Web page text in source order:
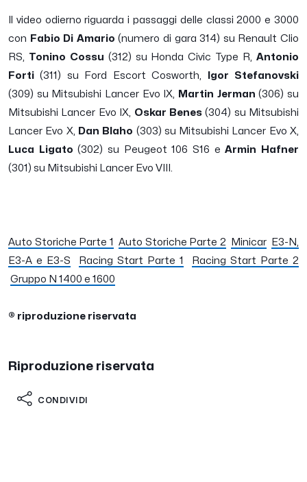
Il video odierno riguarda i passaggi delle classi 2000 e 3000
con Fabio Di Amario (numero di gara 314) su Renault Clio
RS, Tonino Cossu (312) su Honda Civic Type R,Antonio
Forti (311) su Ford Escort Cosworth,
Igor Stefanovski
(309) su Mitsubishi Lancer Evo IX,
Martin Jerman (306) su
Mitsubishi Lancer Evo IX, Oskar Benes(304) su Mitsubishi
Lancer Evo X,
Dan Blaho (303) su Mitsubishi Lancer Evo X,
Luca Ligato (302) su Peugeot 106 S16 eArmin Hafner
(301) su Mitsubishi Lancer Evo VIII.
Auto Storiche Parte 1 Auto Storiche Parte 2 Minicar
E3-N,
E3-A e E3-S
Racing Start Parte 1
Racing Start Parte 2
Gruppo N 1400 e 1600
® riproduzione riservata
Riproduzione riservata
CONDIVIDI